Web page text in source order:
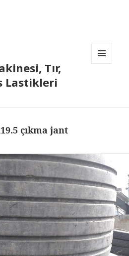
Tır,
Lastikleri
çıkma jant